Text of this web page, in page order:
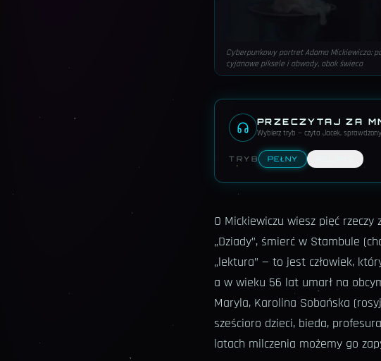
Cyberpunkowy portret Adama Mickiewicza:
cyjanowe piksele i obwody, obok świeca
PRZECZYTAJ ZA
Wybierz tryb — czyta Jacek,
TRYB PEŁNY
O Mickiewiczu wiesz pięć rzeczy
„Dziady”, śmierć w Stambule
„lektura” — to jest człowiek,
a w wieku 56 lat umarł na
Maryla, Karolina Sobańska
sześcioro dzieci, bieda,
latach milczenia możemy go